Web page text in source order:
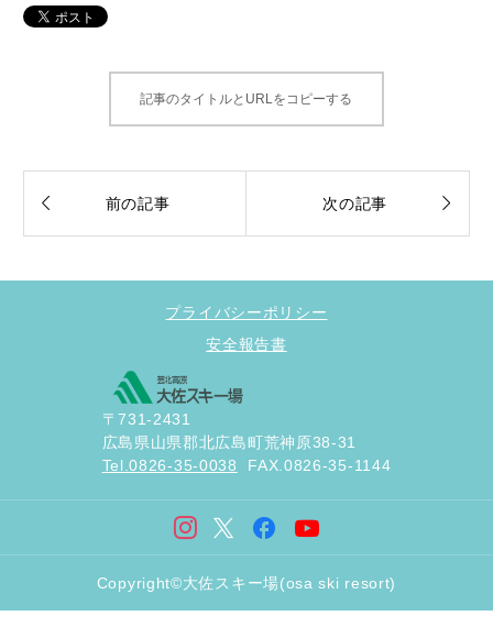
記事のタイトルとURLをコピーする
 前の記事 次の記事 
プライバシーポリシー
安全報告書
〒731-2431
広島県山県郡北広島町荒神原38-31
Tel.0826-35-0038
FAX.0826-35-1144
Copyright©大佐スキー場(osa ski resort)